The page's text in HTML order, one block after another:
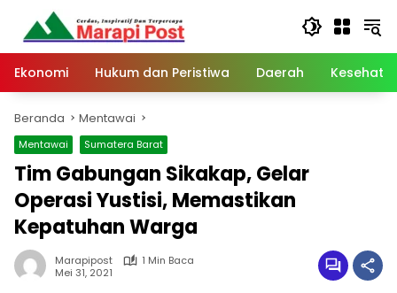
Langsung
konten
Ekonomi
Hukum dan Peristiwa Daerah
Beranda Mentawai
Mentawai Sumatera Barat
Tim Gabungan Sikakap, Gelar
Operasi Yustisi, Memastikan
Kepatuhan Warga
Marapipost
1 Min Baca
Mei 31, 2021